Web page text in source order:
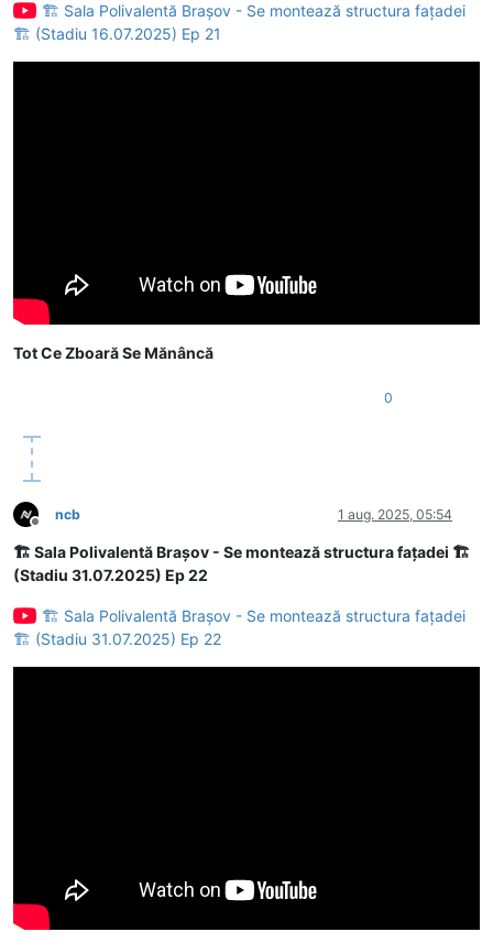
🏗 Sala Polivalentă Brașov - Se montează structura fațadei
🏗 (Stadiu 16.07.2025) Ep 21
Tot Ce Zboară Se Mănâncă
0
Deconectat
ncb 1 aug. 2025, 05:54
🏗 Sala Polivalentă Brașov - Se montează structura fațadei 🏗
(Stadiu 31.07.2025) Ep 22
🏗 Sala Polivalentă Brașov - Se montează structura fațadei
🏗 (Stadiu 31.07.2025) Ep 22